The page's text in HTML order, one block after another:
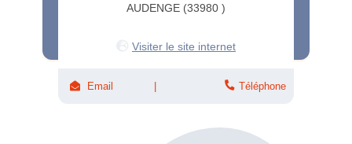
AUDENGE (33980 )
Visiter le site internet
Email Téléphone